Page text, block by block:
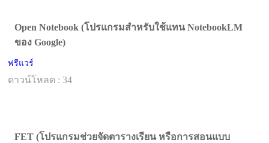
Open Notebook (โปรแกรมสำหรับใช้แทน NotebookLM
ของ Google)
ฟรีแวร์
ดาวน์โหลด : 34
FET (โปรแกรมช่วยจัดตารางเรียน หรือการสอนแบบ